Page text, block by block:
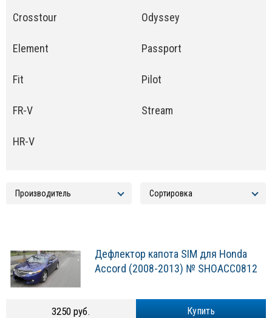
Crosstour
Element
Fit
FR-V
HR-V
Odyssey
Passport
Pilot
Stream
Дефлектор капота SIM для Honda
Accord (2008-2013) № SHOACC0812
Купить
3250 руб.